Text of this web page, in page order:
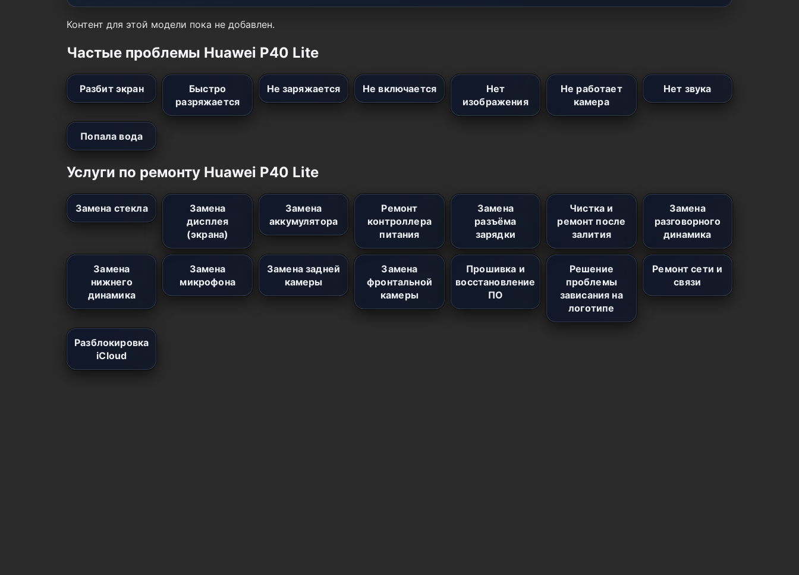
Контент для этой модели пока не добавлен.
Частые проблемы Huawei P40 Lite
Разбит экран
Быстро
разряжается
Не заряжается Не включается
Нет
изображения
Не работает
камера
Нет звука
Попала вода
Услуги по ремонту Huawei P40 Lite
Замена стекла
Замена
дисплея
(экрана)
Замена
аккумулятора
Ремонт
контроллера
питания
Замена
разъёма
зарядки
Чистка и
ремонт после
залития
Замена
разговорного
динамика
Замена
нижнего
динамика
Замена
микрофона
Замена задней
камеры
Замена
фронтальной
камеры
Прошивка и
восстановление
ПО
Решение
проблемы
зависания на
логотипе
Ремонт сети и
связи
Разблокировка
iCloud